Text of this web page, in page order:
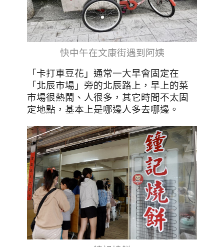
快中午在文康街遇到阿姨
「卡打車豆花」通常一大早會固定在
「北辰市場」旁的北辰路上，早上的菜
市場很熱鬧、人很多，其它時間不太固
定地點，基本上是哪邊人多去哪邊。